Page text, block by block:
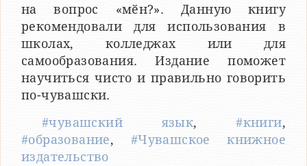
на вопрос «мӗн?». Данную книгу
рекомендовали для использования в
школах, колледжах или для
самообразования. Издание поможет
научиться чисто и правильно говорить
по-чувашски.
#чувашский язык,#книги,
#образование, #Чувашское книжное
издательство